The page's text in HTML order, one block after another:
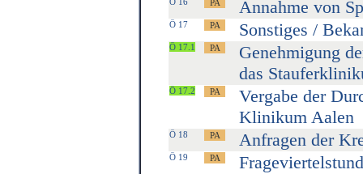
Annahme von
Ö 17 Sonstiges /
Ö 17.1
Genehmigung
das
Ö 17.2
Vergabe der
Klinikum Aalen
Ö 18 Anfragen der
Ö 19